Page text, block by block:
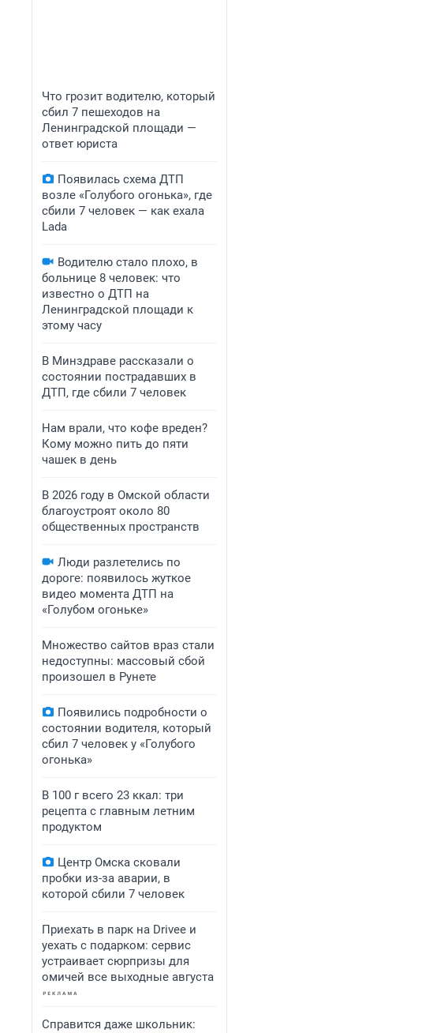
Что грозит водителю, который
сбил 7 пешеходов на
Ленинградской площади —
ответ юриста
Появилась схема ДТП
возле «Голубого огонька», где
сбили 7 человек — как ехала
Lada
Водителю стало плохо, в
больнице 8 человек: что
известно о ДТП на
Ленинградской площади к
этому часу
В Минздраве рассказали о
состоянии пострадавших в
ДТП, где сбили 7 человек
Нам врали, что кофе вреден?
Кому можно пить до пяти
чашек в день
В 2026 году в Омской области
благоустроят около 80
общественных пространств
Люди разлетелись по
дороге: появилось жуткое
видео момента ДТП на
«Голубом огоньке»
Множество сайтов враз стали
недоступны: массовый сбой
произошел в Рунете
Появились подробности о
состоянии водителя, который
сбил 7 человек у «Голубого
огонька»
В 100 г всего 23 ккал: три
рецепта с главным летним
продуктом
Центр Омска сковали
пробки из-за аварии, в
которой сбили 7 человек
Приехать в парк на Drivee и
уехать с подарком: сервис
устраивает сюрпризы для
омичей все выходные августа
Справится даже школьник: